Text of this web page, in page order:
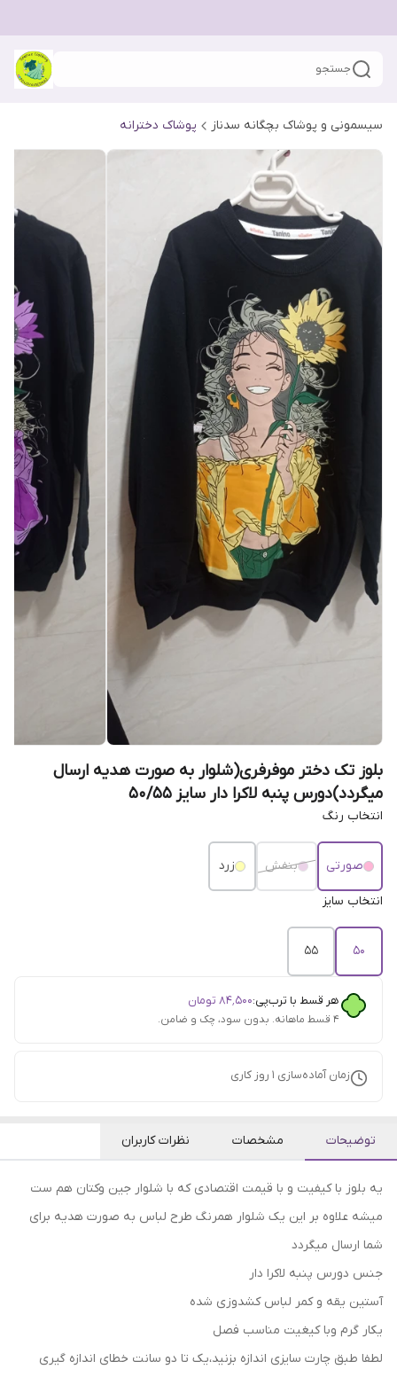
جستجو
سیسمونی و پوشاک بچگانه سدناز پوشاک دخترانه
بلوز تک دختر موفرفری(شلوار به صورت هدیه ارسال
میگردد)دورس پنبه لاکرا دار سایز 50/55
انتخاب رنگ
صورتی بنفش زرد
انتخاب سایز
۵۰ ۵5
هر قسط با ترب‌پی:۸۴٬۵۰۰ تومان
۴ قسط ماهانه. بدون سود، چک و ضامن.
زمان آماده‌سازی 1 روز کاری
توضیحات مشخصات نظرات کاربران
یه بلوز با کیفیت و با قیمت اقتصادی که با شلوار جین و‌کتان هم ست
میشه علاوه بر این یک شلوار همرنگ طرح لباس به صورت هدیه برای
شما ارسال میگردد
جنس دورس پنبه لاکرا دار
آستین یقه و کمر لباس کشدوزی شده
یکار گرم و‌با کیغیت مناسب فصل
لطفا طبق چارت سایزی اندازه بزنید،یک تا دو سانت خطای اندازه گیری